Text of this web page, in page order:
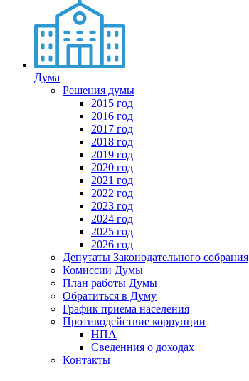
Дума
Решения думы
2015 год
2016 год
2017 год
2018 год
2019 год
2020 год
2021 год
2022 год
2023 год
2024 год
2025 год
2026 год
Депутаты Законодательного собрания
Комиссии Думы
План работы Думы
Обратиться в Думу
График приема населения
Противодействие коррупции
НПА
Сведенния о доходах
Контакты